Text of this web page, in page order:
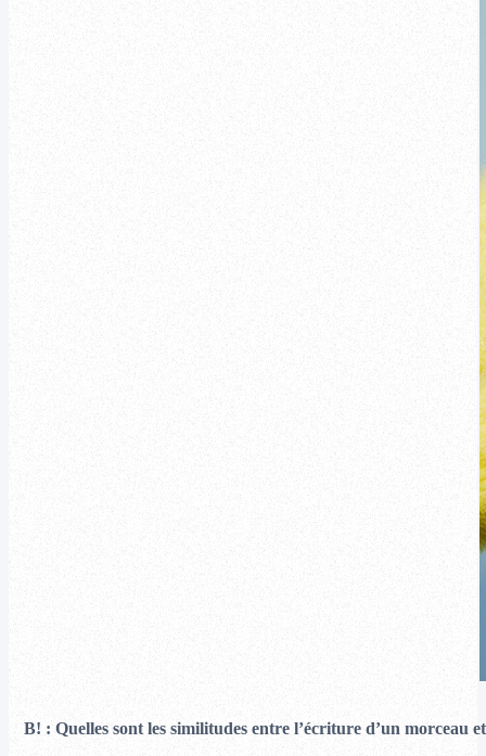
B! : Quelles sont les similitudes entre l’écriture d’un morceau